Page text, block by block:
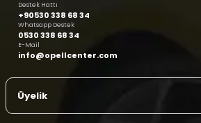
Destek Hattı
+90530 338 68 34
Whatsapp Destek
0530 338 68 34
E-Mail
info@opellcenter.com
Üyelik